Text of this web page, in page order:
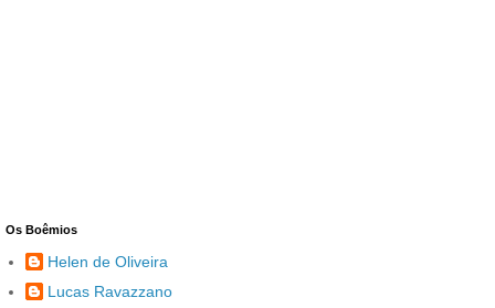
Os Boêmios
Helen de Oliveira
Lucas Ravazzano